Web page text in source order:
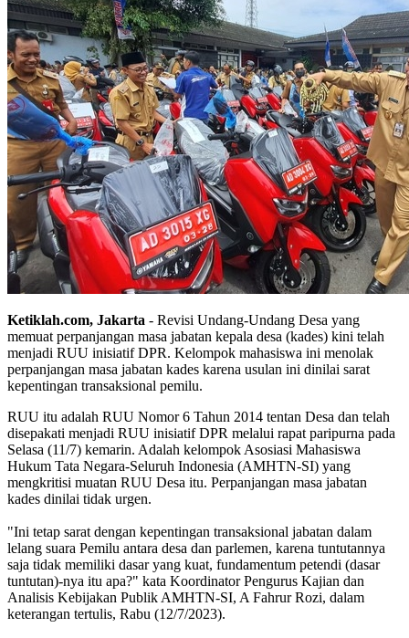
Ketiklah.com, Jakarta - Revisi Undang-Undang Desa yang
memuat perpanjangan masa jabatan kepala desa (kades) kini telah
menjadi RUU inisiatif DPR. Kelompok mahasiswa ini menolak
perpanjangan masa jabatan kades karena usulan ini dinilai sarat
kepentingan transaksional pemilu.
RUU itu adalah RUU Nomor 6 Tahun 2014 tentan Desa dan telah
disepakati menjadi RUU inisiatif DPR melalui rapat paripurna pada
Selasa (11/7) kemarin. Adalah kelompok Asosiasi Mahasiswa
Hukum Tata Negara-Seluruh Indonesia (AMHTN-SI) yang
mengkritisi muatan RUU Desa itu. Perpanjangan masa jabatan
kades dinilai tidak urgen.
"Ini tetap sarat dengan kepentingan transaksional jabatan dalam
lelang suara Pemilu antara desa dan parlemen, karena tuntutannya
saja tidak memiliki dasar yang kuat, fundamentum petendi (dasar
tuntutan)-nya itu apa?" kata Koordinator Pengurus Kajian dan
Analisis Kebijakan Publik AMHTN-SI, A Fahrur Rozi, dalam
keterangan tertulis, Rabu (12/7/2023).